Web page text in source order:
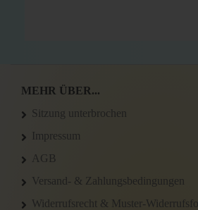
MEHR ÜBER...
Sitzung unterbrochen
Impressum
AGB
Versand- & Zahlungsbedingungen
Widerrufsrecht & Muster-